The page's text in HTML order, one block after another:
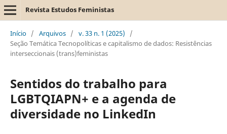
Revista Estudos Feministas
Início / Arquivos / v. 33 n. 1 (2025)
/
Seção Temática Tecnopolíticas e capitalismo de dados: Resistências
interseccionais (trans)feministas
Sentidos do trabalho para
LGBTQIAPN+ e a agenda de
diversidade no LinkedIn